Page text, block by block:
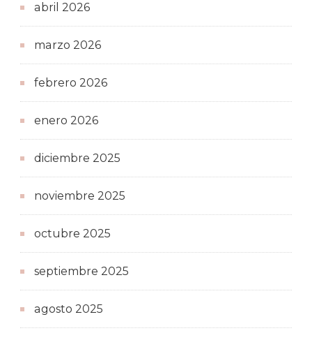
abril 2026
marzo 2026
febrero 2026
enero 2026
diciembre 2025
noviembre 2025
octubre 2025
septiembre 2025
agosto 2025